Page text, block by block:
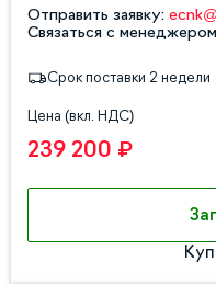
Отправить заявку:
Связаться с менеджером
Срок поставки 2 недели
Цена (вкл. НДС)
239 200 ₽